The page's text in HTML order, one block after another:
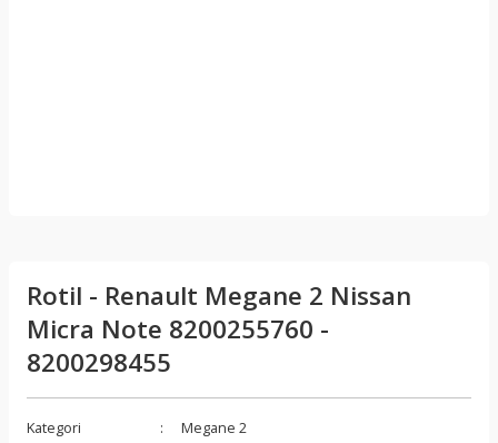
Rotil - Renault Megane 2 Nissan
Micra Note 8200255760 -
8200298455
Kategori
Megane 2